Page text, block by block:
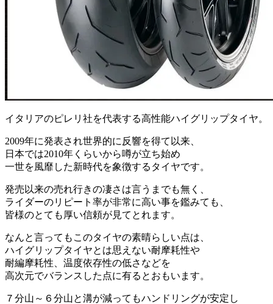
イタリアのピレリ社を代表する高性能ハイグリップタイヤ。
2009年に発表され世界的に反響を得て以来、
日本では2010年くらいから噂が立ち始め
一世を風靡した新時代を象徴するタイヤです。
発売以来の売れ行きの凄さは言うまでも無く、
ライダーのリピート率が非常に高い事を鑑みても、
皆様のとても厚い信頼が見てとれます。
なんと言ってもこのタイヤの素晴らしい点は、
ハイグリップタイヤとは思えない耐摩耗性や
耐編摩耗性、温度依存性の低さなどを
高次元でバランスした点に有るとおもいます。
７分山～６分山と溝が減ってもハンドリングが安定し